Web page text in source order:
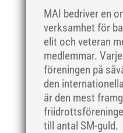
MAI bedriver en
verksamhet för
elit och veteran
medlemmar.
föreningen på
den
är den mest
till antal SM-guld.
mars 2018
februari 2018
januari 2018
december 2017
november 2017
oktober 2017
september 2017